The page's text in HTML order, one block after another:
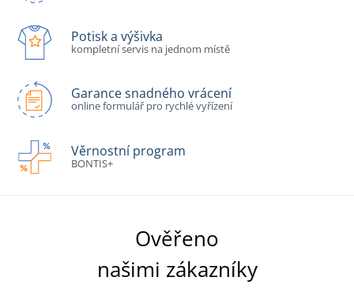
Potisk a výšivka
kompletní servis na jednom místě
Garance snadného vrácení
online formulář pro rychlé vyřízení
Věrnostní program
BONTIS+
Ověřeno
našimi zákazníky